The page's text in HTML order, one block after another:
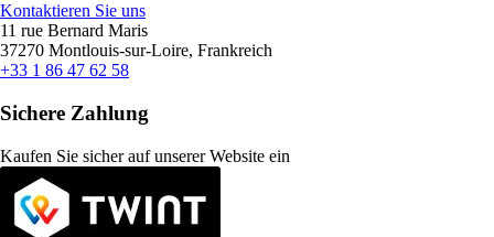
Kontaktieren Sie uns
11 rue Bernard Maris
37270 Montlouis-sur-Loire, Frankreich
+33 1 86 47 62 58
Sichere Zahlung
Kaufen Sie sicher auf unserer Website ein